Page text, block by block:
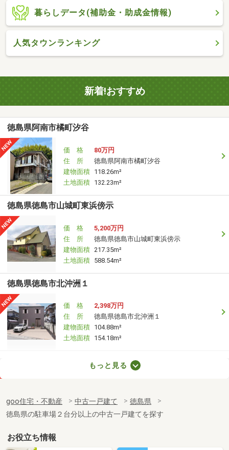
暮らしデータ(補助金・助成金情報)
人気タウンランキング
新着!おすすめ
徳島県阿南市橘町汐谷
価 格
80万円
住 所
徳島県阿南市橘町汐谷
建物面積 118.26m²
土地面積 132.23m²
徳島県徳島市山城町東浜傍示
価 格
5,200万円
住 所
徳島県徳島市山城町東浜傍示
建物面積 217.35m²
土地面積 588.54m²
徳島県徳島市北沖洲１
価 格
2,398万円
住 所
徳島県徳島市北沖洲１
建物面積 104.88m²
土地面積 154.18m²
徳島県小松島市大林町字岩戸
建物面積 97.78m²
土地面積 188.07m²
もっと見る
goo住宅・不動産 中古一戸建て
徳島県
徳島県の駐車場２台分以上の中古一戸建てを探す
お役立ち情報